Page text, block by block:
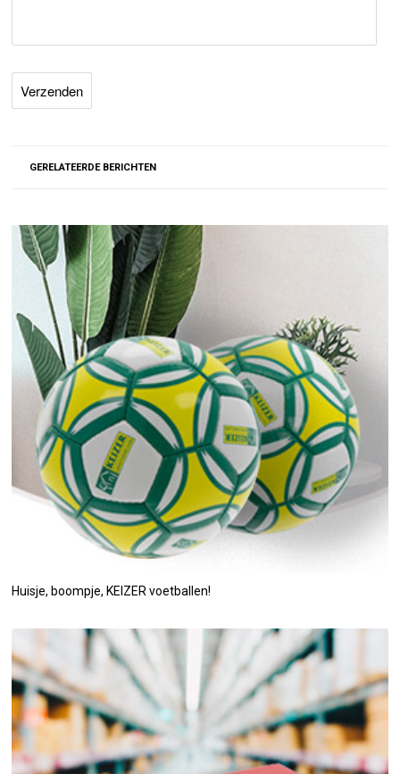
GERELATEERDE BERICHTEN
Huisje, boompje, KEIZER voetballen!